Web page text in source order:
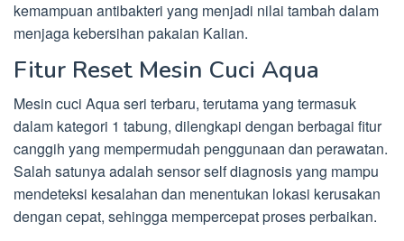
kemampuan antibakteri yang menjadi nilai tambah dalam
menjaga kebersihan pakaian Kalian.
Fitur Reset Mesin Cuci Aqua
Mesin cuci Aqua seri terbaru, terutama yang termasuk
dalam kategori 1 tabung, dilengkapi dengan berbagai fitur
canggih yang mempermudah penggunaan dan perawatan.
Salah satunya adalah sensor self diagnosis yang mampu
mendeteksi kesalahan dan menentukan lokasi kerusakan
dengan cepat, sehingga mempercepat proses perbaikan.